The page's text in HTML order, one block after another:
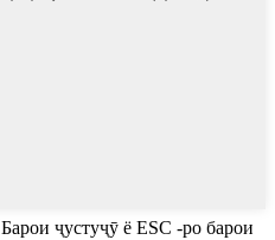
Барои ҷустуҷӯ ё ESC -ро барои